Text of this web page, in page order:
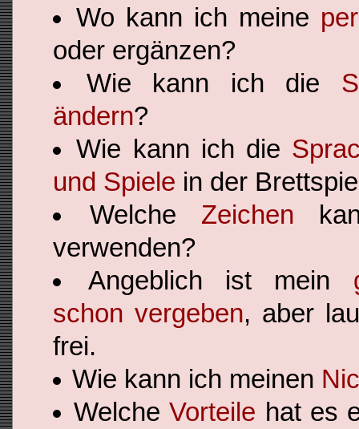
Wo kann ich meine
oder ergänzen?
Wie kann ich die
ändern?
Wie kann ich die
und Spiele in der
Welche Zeichen
verwenden?
Angeblich ist mein
schon vergeben, aber
frei.
Wie kann ich meinen
WelcheVorteile hat es